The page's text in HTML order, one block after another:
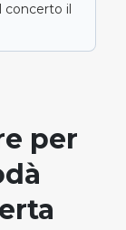
concerto il
per